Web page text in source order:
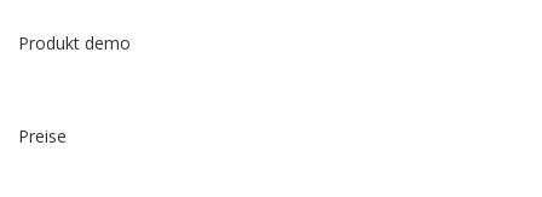
Produkt demo
Preise